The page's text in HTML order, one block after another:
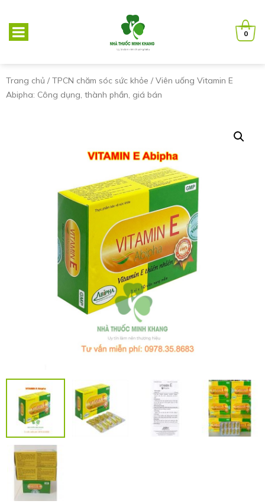
0
Trang chủ / TPCN chăm sóc sức khỏe / Viên uống Vitamin E
Abipha: Công dụng, thành phần, giá bán